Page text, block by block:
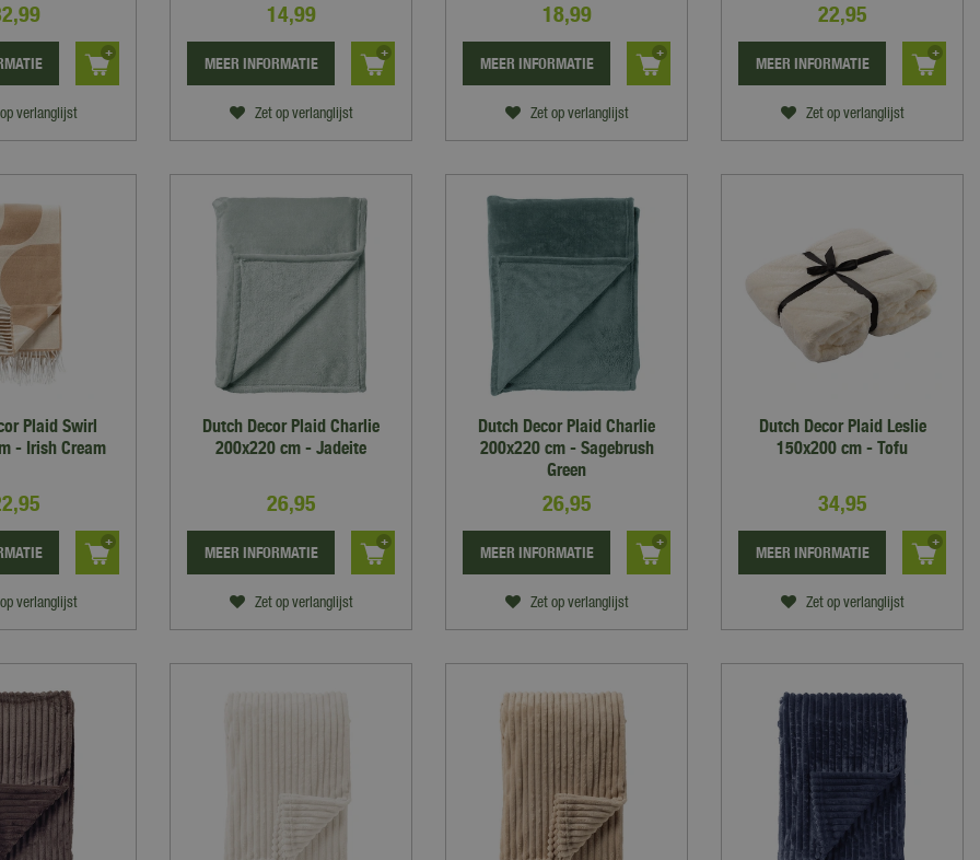
,99
verlanglijst
14,99
Zet op verlanglijst
MEER INFORMATIE
18,99
Zet op verlanglijst
MEER INFORMATIE
22,95
Zet op verlanglijst
MEER INFORMATIE
Plaid Swirl
- Irish Cream
,95
verlanglijst
Dutch Decor Plaid Charlie
200x220 cm - Jadeite
26,95
Zet op verlanglijst
MEER INFORMATIE
Dutch Decor Plaid Charlie
200x220 cm - Sagebrush
Green
26,95
Zet op verlanglijst
MEER INFORMATIE
Dutch Decor Plaid Leslie
150x200 cm - Tofu
34,95
Zet op verlanglijst
MEER INFORMATIE